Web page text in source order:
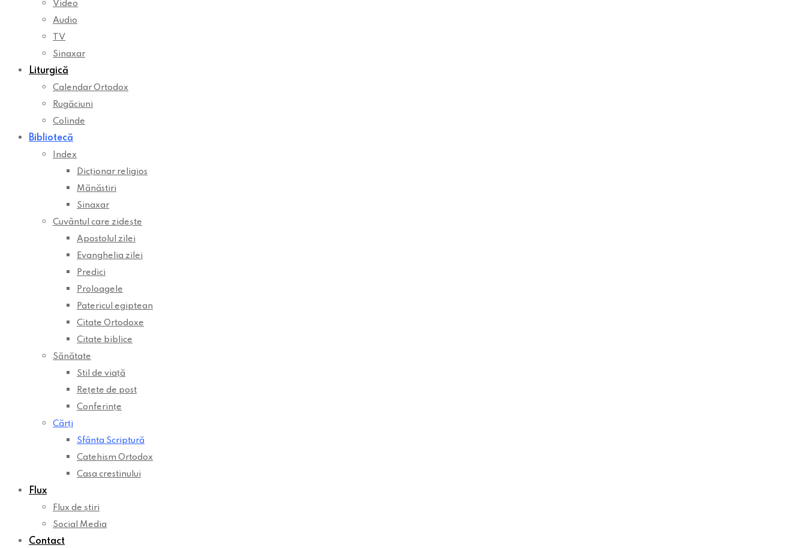
Video
Audio
TV
Sinaxar
Liturgică
Calendar Ortodox
Rugăciuni
Colinde
Bibliotecă
Index
Dicționar religios
Mănăstiri
Sinaxar
Cuvântul care zidește
Apostolul zilei
Evanghelia zilei
Predici
Proloagele
Patericul egiptean
Citate Ortodoxe
Citate biblice
Sănătate
Stil de viață
Rețete de post
Conferințe
Cărți
Sfânta Scriptură
Catehism Ortodox
Casa crestinului
Flux
Flux de știri
Social Media
Contact